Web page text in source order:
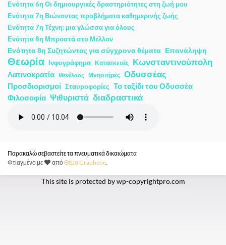
Ενότητα 6η Οι δημιουργικές δραστηριότητες στη ζωή μου
Ενότητα 7η Βιώνοντας προβλήματα καθημερινής ζωής
Ενότητα 7η Τέχνη: μια γλώσσα για όλους
Ενότητα 8η Μπροστά στο Μέλλον
Ενότητα 8η Συζητώντας για σύγχρονα θέματα Επανάληψη
Θεωρία Ινφογράφημα Κατασκευές Κωνσταντινούπολη
Λατινοκρατία Μενέλαος Μνηστήρες Οδυσσέας
Προσδιορισμοί Σταυροφορίες Το ταξίδι του Οδυσσέα
Φιλοσοφία Ψιθυριστά διαδραστικά
Παρακαλώ σεβαστείτε τα πνευματικά δικαιώματα
Φτιαγμένο με
απόΘέμα Graphene.
This site is protected bywp-copyrightpro.com